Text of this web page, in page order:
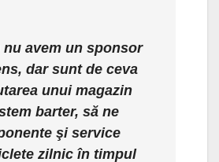
nu avem un sponsor
dar sunt de ceva
unui magazin
barter, să ne
şi service
zilnic în timpul